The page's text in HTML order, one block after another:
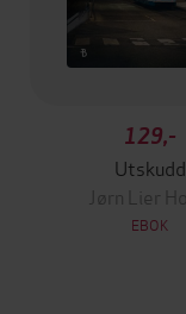
129,-
Utskudd
Jørn Lier
EBOK